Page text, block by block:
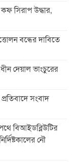
সিরাপ উদ্ধার,
বন্ধের দাবিতে
দেয়াল ভাংচুরের
সংবাদ
বিআইডব্লিউটির
নৌ